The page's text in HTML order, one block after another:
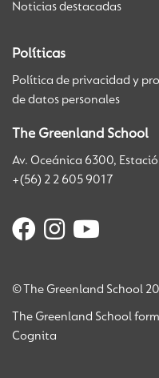
Noticias destacadas
Políticas
Política de privacidad y
de datos personales
The Greenland School
Av. Oceánica 6300,
+(56) 2 2 605 9017
© The Greenland School
The Greenland School
Cognita